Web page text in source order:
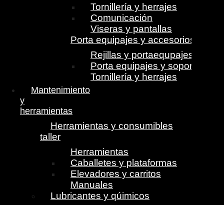
Tornillería y herrajes
Comunicación
Viseras y pantallas
Porta equipajes y accesorios
Rejillas y portaequpajes
Porta equipajes y soportes
Tornillería y herrajes
Mantenimiento
y
herramientas
Herramientas y consumibles
taller
Herramientas
Caballetes y plataformas
Elevadores y carritos
Manuales
Lubricantes y qúimicos